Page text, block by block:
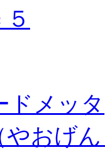
ドメッタ
やおげ